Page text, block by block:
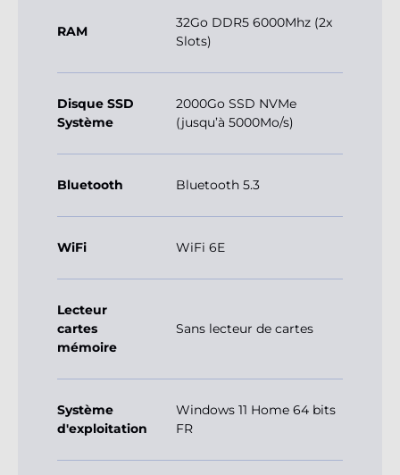
RAM
32Go DDR5 6000Mhz (2x
Slots)
Disque SSD
Système
2000Go SSD NVMe
(jusqu’à 5000Mo/s)
Bluetooth Bluetooth 5.3
WiFi WiFi 6E
Lecteur
cartes
mémoire
Sans lecteur de cartes
Système
d'exploitation
Windows 11 Home 64 bits
FR